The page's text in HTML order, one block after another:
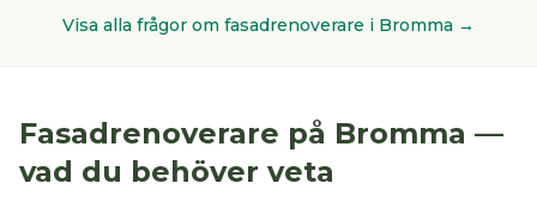
Visa alla frågor om fasadrenoverare i Bromma →
Fasadrenoverare på Bromma —
vad du behöver veta